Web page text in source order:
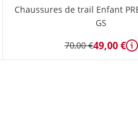
Chaussures de trail Enfant
GS
70,00 €49,00 €